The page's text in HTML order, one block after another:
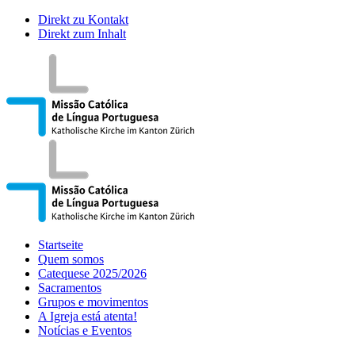
Direkt zu Kontakt
Direkt zum Inhalt
Startseite
Quem somos
Catequese 2025/2026
Sacramentos
Grupos e movimentos
A Igreja está atenta!
Notícias e Eventos